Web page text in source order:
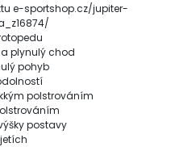
e-sportshop.cz/jupiter-
plynulý chod
pohyb
polstrováním
postavy